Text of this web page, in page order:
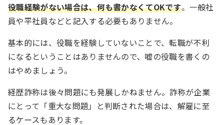
役職経験がない場合は、何も書かなくてOKです。一般社
員や平社員などと記入する必要もありません。
基本的には、役職を経験していないことで、転職が不利
になるということはありませんので、嘘の役職を書くの
はやめましょう。
経歴詐称は後々問題にも発展しかねません。詐称が企業
にとって「重大な問題」と判断された場合は、解雇に至
るケースもあります。